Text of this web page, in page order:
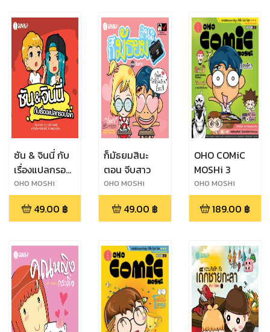
ซัน & จินนี่ กับ
เรื่องแปลกรอบ
โลก
OHO MOSHi
GaNG
49.00 ฿
ก็มัธยมสินะ
ตอน จีบสาว
OHO MOSHi
GaNG
49.00 ฿
OHO COMiC
MOSHi 3
OHO MOSHi
GaNG
189.00 ฿